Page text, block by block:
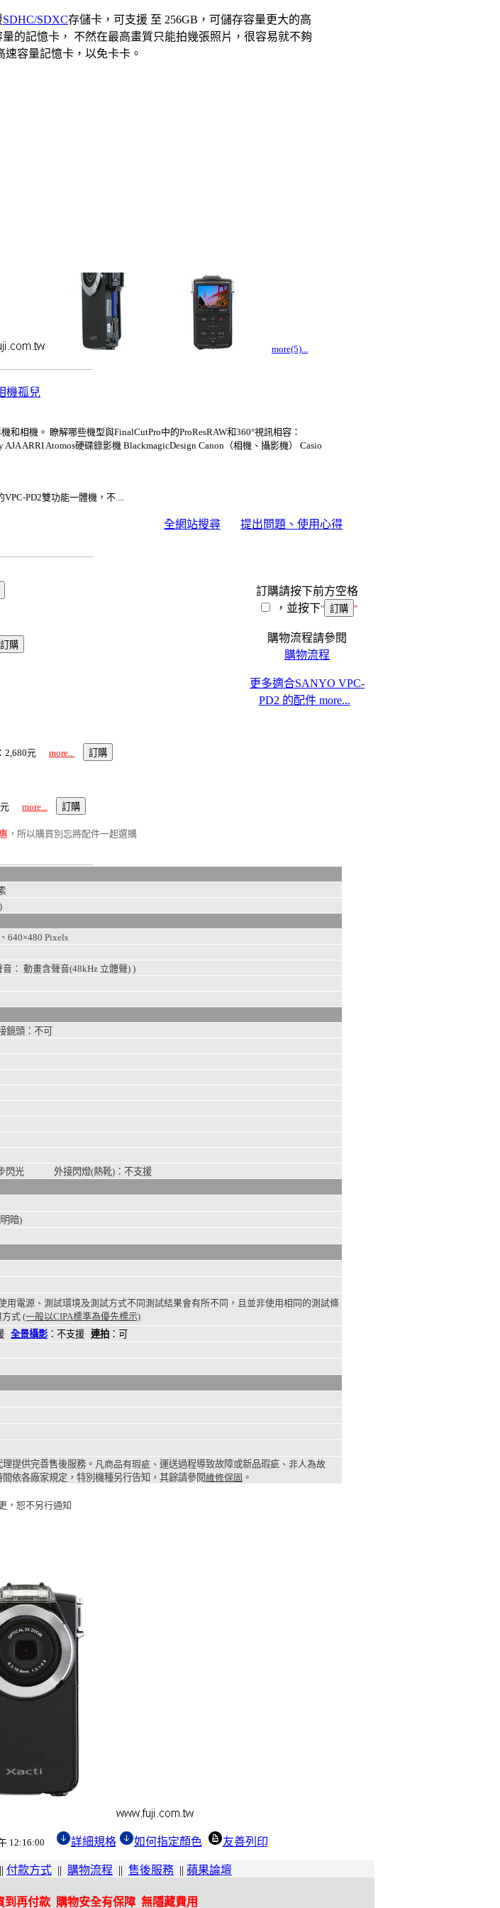
SDHC/SDXC存儲卡，可支援 至 256GB，可儲存容量更大的高
的記憶卡， 不然在最高畫質只能拍幾張照片，很容易就不夠
容量記憶卡，以免卡卡。
more(5)...
機孤兒
相機。 瞭解哪些機型與FinalCutPro中的ProResRAW和360°視訊相容：
ARRI Atomos硬碟錄影機 BlackmagicDesign Canon（相機、攝影機） Casio
PD2雙功能一體機，不....
全網站搜尋 提出問題、使用心得
2,680元 more...
元 more...
，所以購買別忘將配件一起選購
訂購請按下前方空格
，並按下" "
購物流程請參閱
購物流程
更多適合SANYO VPC-
PD2 的配件 more...
640×480 Pixels
： 動畫含聲音(48kHz 立體聲) )
頭：不可
步閃光 外接閃燈(熱靴)：不支援
暗)
用電源、測試環境及測試方式不同測試結果會有所不同，且並非使用相同的測試條
方式 (一般以CIPA標準為優先標示)
全景攝影 ：不支援 連拍 ：可
理提供完善售後服務。 凡商品有瑕疵、 運送過程導致故障或新品瑕疵 、非人為故
間依各廠家規定，特別機種另行告知，其餘請參閱維修保固 。
，恕不另行通知
12:16:00 詳細規格 如何指定顏色 友善列印
|| 付款方式 || 購物流程 || 售後服務 || 蘋果論壇
再付款 購物安全有保障 無隱藏費用